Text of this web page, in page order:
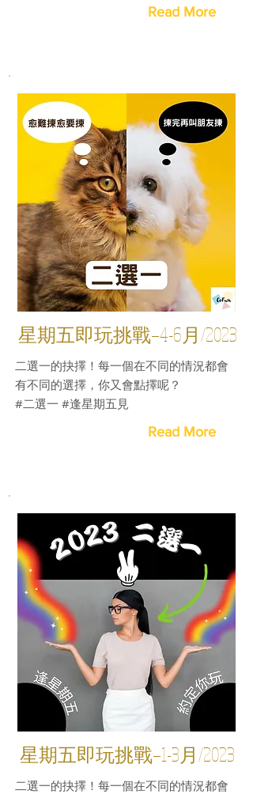
Read More
星期五即玩挑戰—4-6月/2023
二選一的抉擇！每一個在不同的情況都會
有不同的選擇，你又會點擇呢？
#二選一 #逢星期五見
Read More
星期五即玩挑戰—1-3月/2023
二選一的抉擇！每一個在不同的情況都會